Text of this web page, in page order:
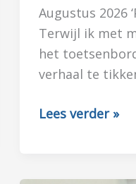
Augustus 2026
Terwijl ik met
het
verhaal te
OUDE
Lees verder »